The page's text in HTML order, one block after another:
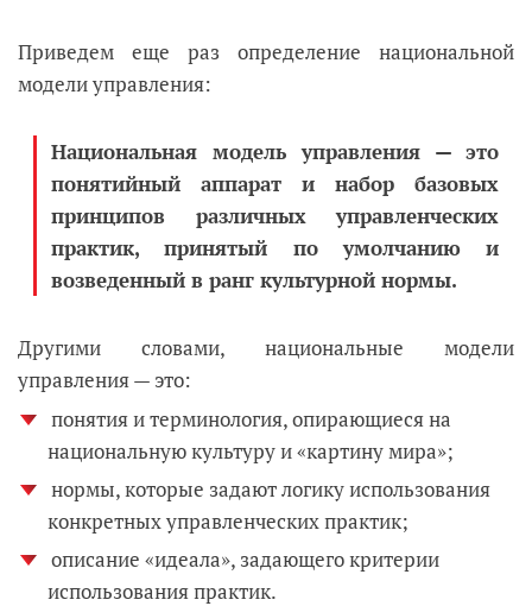
Приведем еще раз определение национальной
модели управления:
Национальная модель управления — это
понятийный аппарат и набор базовых
принципов различных управленческих
практик, принятый по умолчанию и
возведенный в ранг культурной нормы.
Другими словами, национальные модели
управления — это:
понятия и терминология, опирающиеся на
национальную культуру и «картину мира»;
нормы, которые задают логику использования
конкретных управленческих практик;
описание «идеала», задающего критерии
использования практик.